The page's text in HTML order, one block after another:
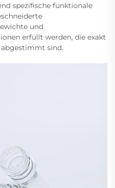
spezifische funktionale
und
erfüllt werden, die exakt
sind.